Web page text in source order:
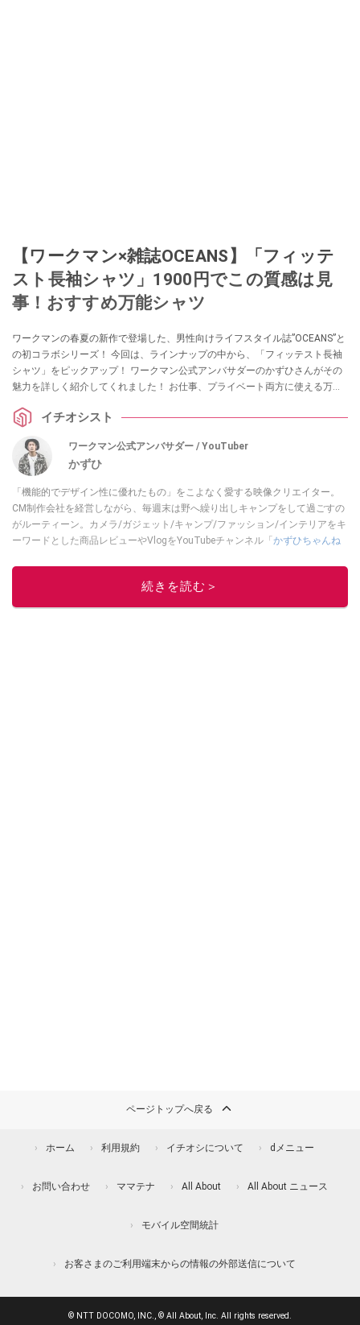
【ワークマン×雑誌OCEANS】「フィッテ
スト長袖シャツ」1900円でこの質感は見
事！おすすめ万能シャツ
ワークマンの春夏の新作で登場した、男性向けライフスタイル誌”OCEANS”と
の初コラボシリーズ！ 今回は、ラインナップの中から、「フィッテスト長袖
シャツ」をピックアップ！ ワークマン公式アンバサダーのかずひさんがその
魅力を詳しく紹介してくれました！ お仕事、プライベート両方に使える万能
イチオシスト
ワークマン公式アンバサダー / YouTuber
かずひ
「機能的でデザイン性に優れたもの」をこよなく愛する映像クリエイター。
CM制作会社を経営しながら、毎週末は野へ繰り出しキャンプをして過ごすの
がルーティーン。カメラ/ガジェット/キャンプ/ファッション/インテリアをキ
ーワードとした商品レビューやVlogをYouTubeチャンネル「 かずひちゃんね
ん である。
続きを読む＞
ページトップへ戻る
ホーム 利用規約 イチオシについて dメニュー
お問い合わせ ママテナ All About All About ニュース
モバイル空間統計
お客さまのご利用端末からの情報の外部送信について
© NTT DOCOMO, INC., © All About, Inc. All rights reserved.